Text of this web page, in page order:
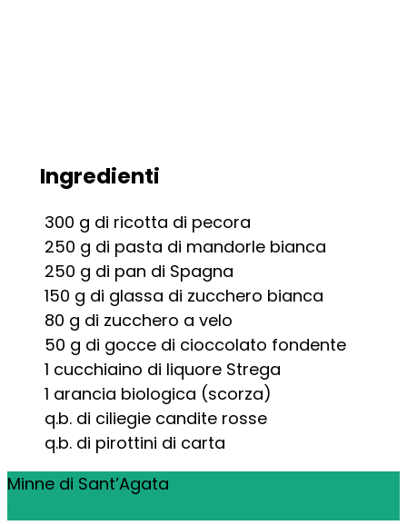
Ingredienti
300 g di ricotta di pecora
250 g di pasta di mandorle bianca
250 g di pan di Spagna
150 g di glassa di zucchero bianca
80 g di zucchero a velo
50 g di gocce di cioccolato fondente
1 cucchiaino di liquore Strega
1 arancia biologica (scorza)
q.b. di ciliegie candite rosse
q.b. di pirottini di carta
Minne di Sant’Agata